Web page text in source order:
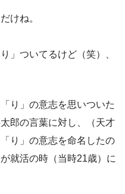
けね。
」ついてるけど（笑）、
り」の意志を思いついた
郎の言葉に対し、（天才
り」の意志を命名したの
就活の時（当時21歳）に